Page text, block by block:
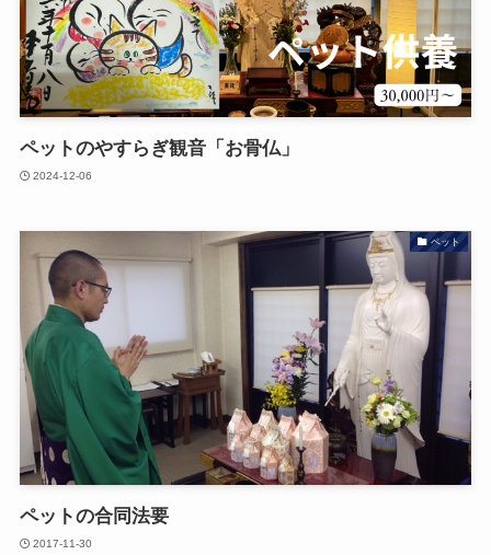
ペットのやすらぎ観音「お骨仏」
2024-12-06
ペット
ペットの合同法要
2017-11-30